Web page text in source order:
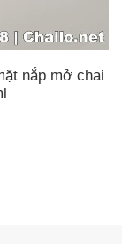
nắp mở chai